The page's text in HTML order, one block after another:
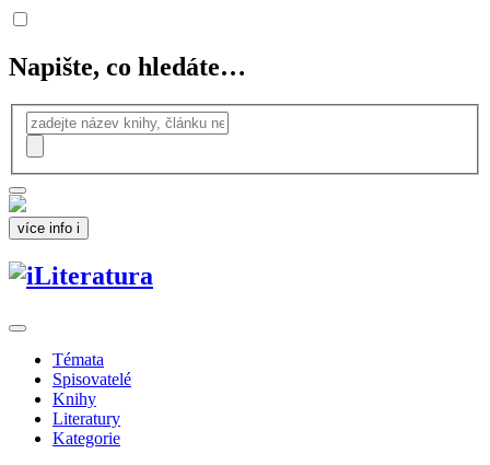
Napište, co hledáte…
více info i
Témata
Spisovatelé
Knihy
Literatury
Kategorie